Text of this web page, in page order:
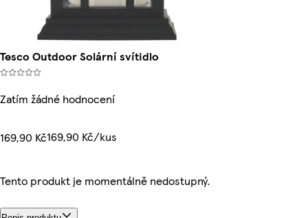
Tesco Outdoor Solární svítidlo
Zatím žádné hodnocení
169,90 Kč169,90 Kč/kus
Tento produkt je momentálně nedostupný.